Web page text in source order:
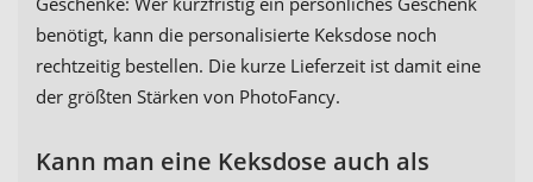
benötigt, kann die personalisierte Keksdose noch
rechtzeitig bestellen. Die kurze Lieferzeit ist damit eine
der größten Stärken von PhotoFancy.
Kann man eine Keksdose auch als